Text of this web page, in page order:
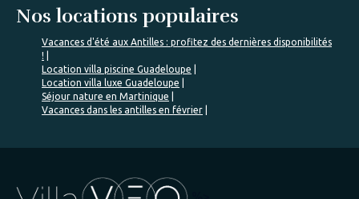
Nos locations populaires
Vacances d'été aux Antilles : profitez des dernières disponibilités
!
Location villa piscine Guadeloupe
Location villa luxe Guadeloupe
Séjour nature en Martinique
Vacances dans les antilles en février